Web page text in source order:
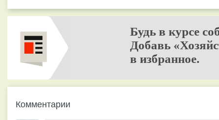
Будь в курсе
Добавь
в избранное.
Комментарии